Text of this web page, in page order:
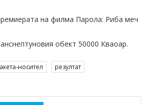
на филма Парола: Риба меч
обект 50000 Кваоар.
носител резултат